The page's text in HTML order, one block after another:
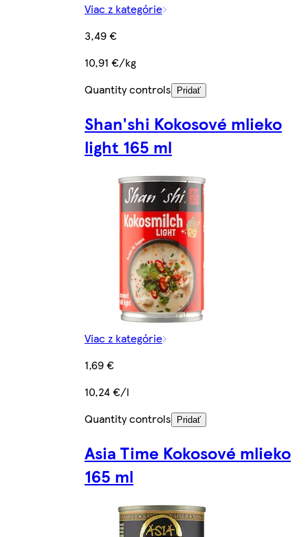
Viac z kategórie
3,49 €
10,91 €/kg
Quantity controls
Pridať
Shan'shi Kokosové mlieko
light 165 ml
Viac z kategórie
1,69 €
10,24 €/l
Quantity controls
Pridať
Asia Time Kokosové mlieko
165 ml